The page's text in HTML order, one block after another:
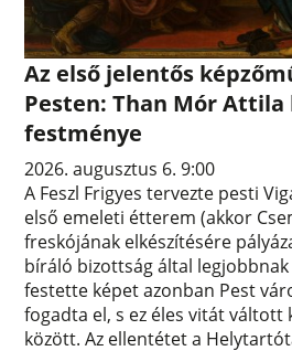
Az első jelentős
Pesten: Than Mór
festménye
2026. augusztus 6. 9:00
A Feszl Frigyes tervezte pesti
első emeleti étterem (akkor
freskójának elkészítésére
bíráló bizottság által
festette képet azonban Pest
fogadta el, s ez éles vitát váltott
között. Az ellentétet a